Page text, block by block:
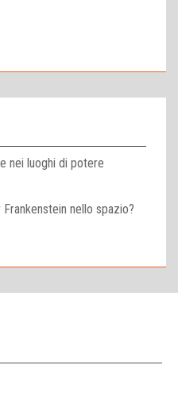
nei luoghi di potere
nello spazio?